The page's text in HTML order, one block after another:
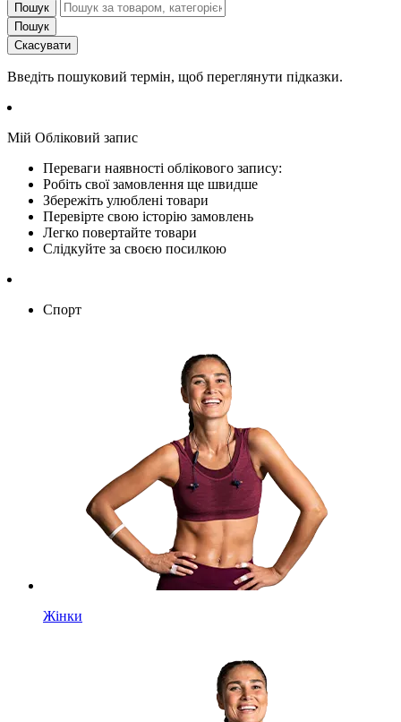
Пошук
Пошук
Скасувати
Введіть пошуковий термін, щоб переглянути підказки.
Мій Обліковий запис
Переваги наявності облікового запису:
Робіть свої замовлення ще швидше
Збережіть улюблені товари
Перевірте свою історію замовлень
Легко повертайте товари
Слідкуйте за своєю посилкою
Спорт
Жінки